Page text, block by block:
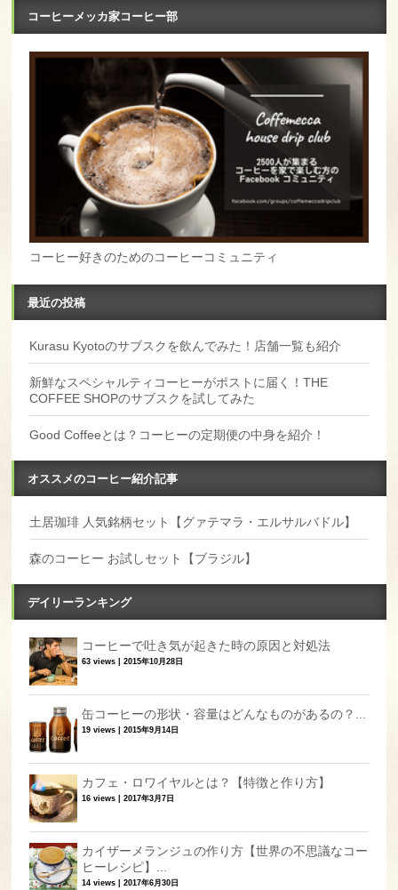
コーヒーメッカ家コーヒー部
コーヒー好きのためのコーヒーコミュニティ
最近の投稿
Kurasu Kyotoのサブスクを飲んでみた！店舗一覧も紹介
新鮮なスペシャルティコーヒーがポストに届く！THE
COFFEE SHOPのサブスクを試してみた
Good Coffeeとは？コーヒーの定期便の中身を紹介！
オススメのコーヒー紹介記事
土居珈琲 人気銘柄セット【グァテマラ・エルサルバドル】
森のコーヒー お試しセット【ブラジル】
デイリーランキング
コーヒーで吐き気が起きた時の原因と対処法
63 views |2015年10月28日
缶コーヒーの形状・容量はどんなものがあるの？...
19 views |2015年9月14日
カフェ・ロワイヤルとは？【特徴と作り方】
16 views |2017年3月7日
カイザーメランジュの作り方【世界の不思議なコー
ヒーレシピ】...
14 views |2017年6月30日